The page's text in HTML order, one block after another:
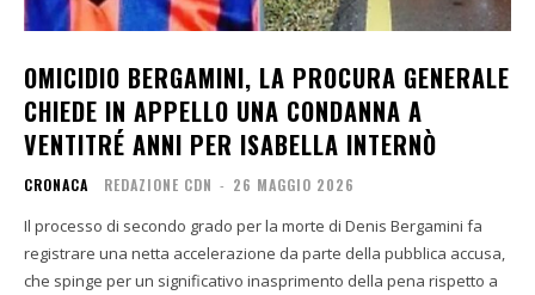
OMICIDIO BERGAMINI, LA PROCURA GENERALE
CHIEDE IN APPELLO UNA CONDANNA A
VENTITRÉ ANNI PER ISABELLA INTERNÒ
CRONACA REDAZIONE CDN - 26 MAGGIO 2026
Il processo di secondo grado per la morte di Denis Bergamini fa
registrare una netta accelerazione da parte della pubblica accusa,
che spinge per un significativo inasprimento della pena rispetto a